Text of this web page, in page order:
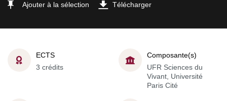
Ajouter à la sélection Télécharger
ECTS
3 crédits
Composante(s)
UFR Sciences du
Vivant, Université
Paris Cité